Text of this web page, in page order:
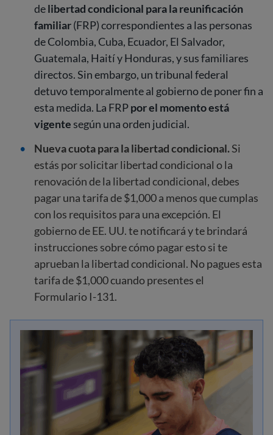
delibertad condicional para la reunificación
familiar(FRP) correspondientes a las personas
de Colombia, Cuba, Ecuador, El Salvador,
Guatemala, Haití y Honduras, y sus familiares
directos. Sin embargo, un tribunal federal
detuvo temporalmente al gobierno de poner fin a
esta medida. La FRPpor el momento está
vigente según una orden judicial.
Nueva cuota para la libertad condicional.Si
estás por solicitar libertad condicional o la
renovación de la libertad condicional, debes
pagar una tarifa de $1,000 a menos que cumplas
con los requisitos para una excepción. El
gobierno de EE. UU. te notificará y te brindará
instrucciones sobre cómo pagar esto si te
aprueban la libertad condicional. No pagues esta
tarifa de $1,000 cuando presentes el
Formulario I-131.